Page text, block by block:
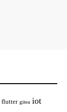
flutter gitea iot